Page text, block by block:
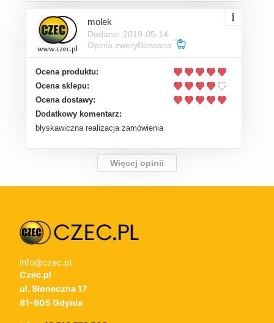
molek
Dodano: 2019-05-14
Opinia zweryfikowana
Ocena produktu:
Ocena sklepu:
Ocena dostawy:
Dodatkowy komentarz:
błyskawiczna realizacja zamówienia
Więcej opinii
info@czec.pl
Czec.pl
ul. Słoneczna 17
81-605 Gdynia